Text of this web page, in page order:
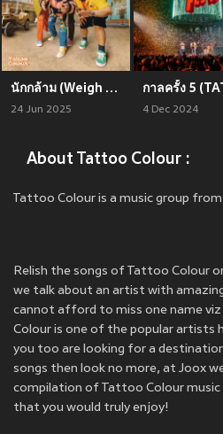
นักกล้าม (Weigh Mother)
24 Jun 2025 4 Dec 2024
About Tattoo Colour :
Tattoo Colour is a music group from
Relish the songs of Tattoo Colour
we talk about an artist with
cannot afford to miss one name
Colour is one of the popular artists
you too are looking for a
songs then look no more, at Joox
compilation of Tattoo Colour music
that you would truly enjoy!